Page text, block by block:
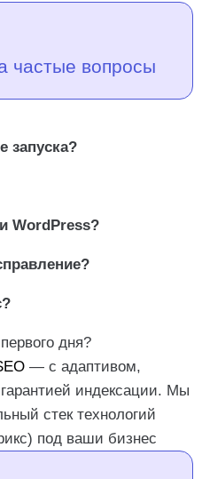
частые вопросы
запуска?
WordPress?
дня?
— с адаптивом,
индексации. Мы
стек технологий
под ваши бизнес